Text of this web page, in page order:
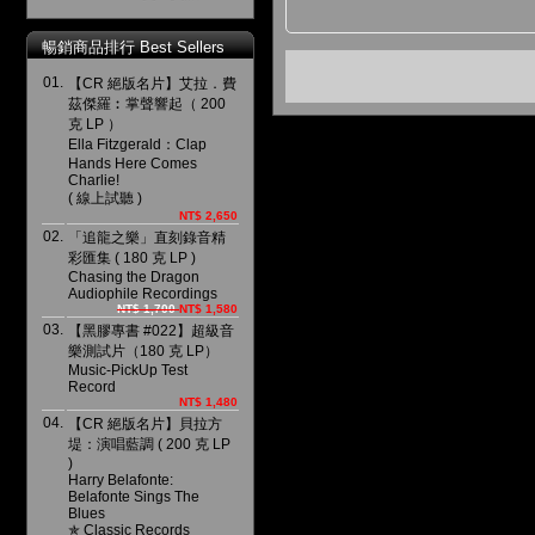
暢銷商品排行 Best Sellers
01.
【CR 絕版名片】艾拉．費
茲傑羅︰掌聲響起（ 200
克 LP ）
Ella Fitzgerald：Clap
Hands Here Comes
Charlie!
( 線上試聽 )
NT$ 2,650
02.
「追龍之樂」直刻錄音精
彩匯集 ( 180 克 LP )
Chasing the Dragon
Audiophile Recordings
NT$ 1,700NT$ 1,580
03.
【黑膠專書 #022】超級音
樂測試片（180 克 LP）
Music-PickUp Test
Record
NT$ 1,480
04.
【CR 絕版名片】貝拉方
堤：演唱藍調 ( 200 克 LP
)
Harry Belafonte:
Belafonte Sings The
Blues
✯ Classic Records